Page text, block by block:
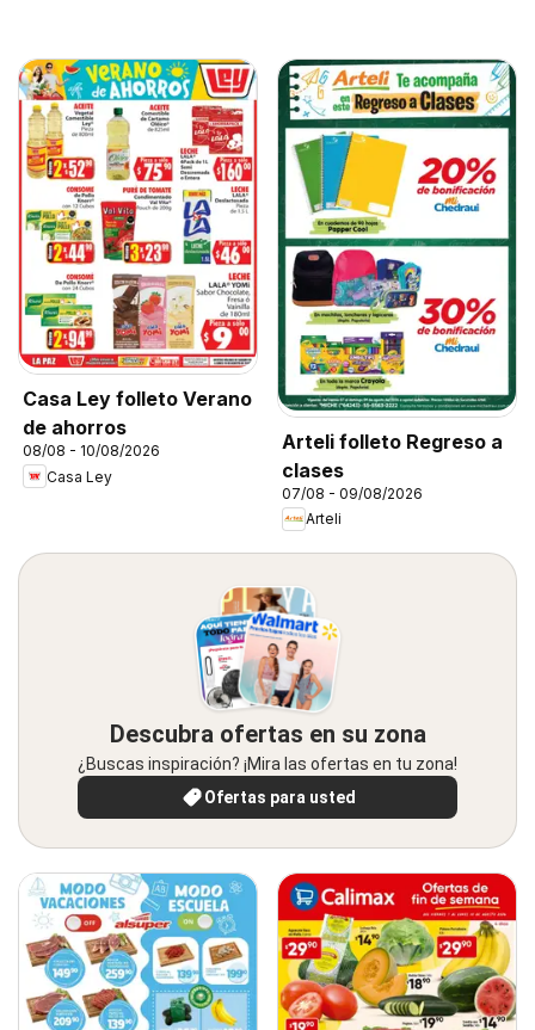
Casa Ley folleto Verano
de ahorros
08/08 - 10/08/2026
Casa Ley
Arteli folleto Regreso a
clases
07/08 - 09/08/2026
Arteli
Descubra ofertas en su zona
¿Buscas inspiración? ¡Mira las ofertas en tu zona!
Ofertas para usted